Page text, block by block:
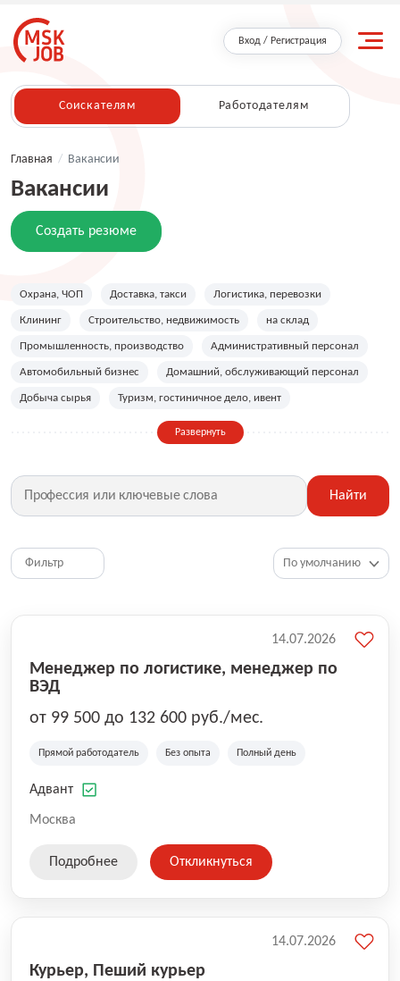
Вход / Регистрация
Соискателям Работодателям
Главная / Вакансии
Вакансии
Создать резюме
Охрана, ЧОП Доставка, такси Логистика, перевозки
Клининг Строительство, недвижимость на склад
Промышленность, производство Административный персонал
Автомобильный бизнес Домашний, обслуживающий персонал
Добыча сырья Туризм, гостиничное дело, ивент
Дизайн, искусство, ивент
Фитнес, красота, спорт Страхование
Медицина, фармацевтика Маркетинг, PR, реклама
HR, управление персоналом
Топ менеджмент, руководители
Развернуть
Найти
Фильтр
Менеджер по логистике, менеджер по
ВЭД
от 99 500 до 132 600 руб./мес.
Прямой работодатель Без опыта Полный день
Адвант
Москва
14.07.2026
Подробнее Откликнуться
Курьер, Пеший курьер
14.07.2026